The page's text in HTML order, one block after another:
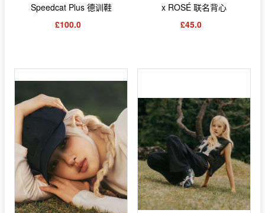
Speedcat Plus 德训鞋
£100.0
x ROSÉ 联名背心
£45.0